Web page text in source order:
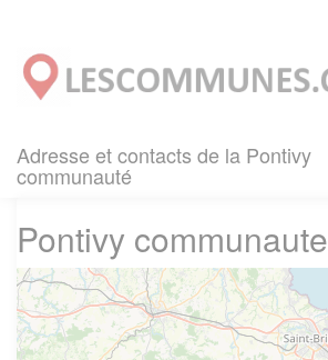
Adresse et contacts de la Pontivy
communauté
Pontivy communaute